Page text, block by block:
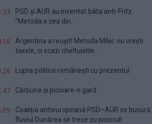
PSD și AUR au inventat bâta anti-Fritz.
”Metoda e cea din...
Argentina a reușit! Metoda Milei: nu crești
taxele, ci scazi cheltuielile...
Lupta politicii românești cu prezentul
Cărbune și picioare-n gard
Coaliția antieuropeană PSD–AUR se bucură:
fluviul Dunărea se trece cu piciorul!